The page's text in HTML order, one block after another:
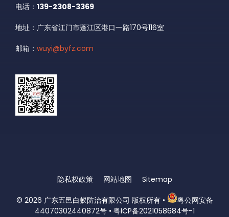
电话： 139-2308-3369
地址：广东省江门市蓬江区港口一路170号116室
邮箱： wuyi@byfz.com
隐私权政策 网站地图 Sitemap
© 2026 广东五邑白蚁防治有限公司 版权所有•
粤公网安备
44070302440872号• 粤ICP备2021058684号-1